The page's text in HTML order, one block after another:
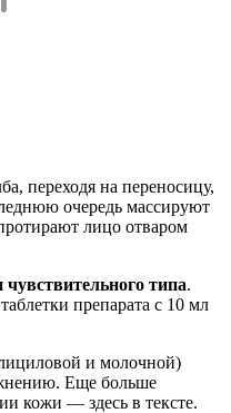
переходя на переносицу,
очередь массируют
лицо отваром
чувствительного типа.
препарата с 10 мл
и молочной)
Еще больше
кожи — здесь в тексте.